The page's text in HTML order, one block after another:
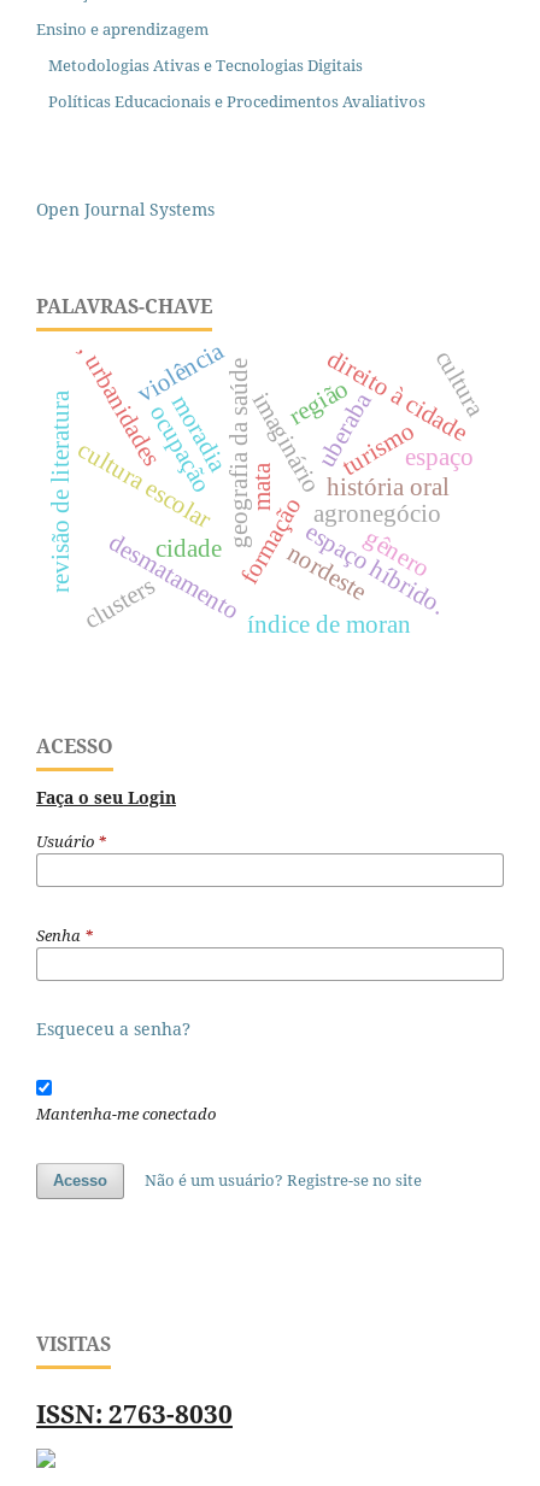
Ensino e aprendizagem
Metodologias Ativas e Tecnologias Digitais
Políticas Educacionais e Procedimentos Avaliativos
Open Journal Systems
PALAVRAS-CHAVE
geografia da saúdeimaginário
agronegócio
uberaba
moradia
ocupação
direito à cidade
cultura escolar história oral
cidade formaçãoespaço híbrido.
desmatamento
mata
região
nordeste
turismoespaço
, urbanidadesviolência
índice de moran
clusters
gênero
cultura
revisão de literatura
ACESSO
Faça o seu Login
Usuário *
Senha *
Esqueceu a senha?
Mantenha-me conectado
Acesso Não é um usuário? Registre-se no site
VISITAS
ISSN: 2763-8030